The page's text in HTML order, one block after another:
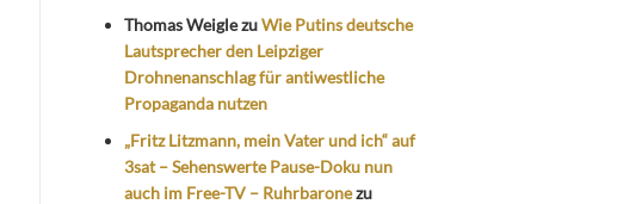
Thomas WeiglezuWie Putins deutsche
Lautsprecher den Leipziger
Drohnenanschlag für antiwestliche
Propaganda nutzen
„Fritz Litzmann, mein Vater und ich“ auf
3sat – Sehenswerte Pause-Doku nun
auch im Free-TV – Ruhrbaronezu